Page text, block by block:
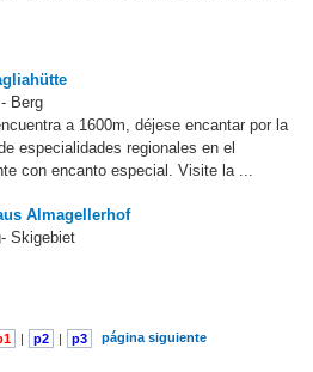
Berg
a 1600m, déjese encantar por la
especialidades regionales en el
con encanto especial. Visite la ...
Almagellerhof
Skigebiet
| p2 | p3 | p4 | p5 | p6
página siguiente